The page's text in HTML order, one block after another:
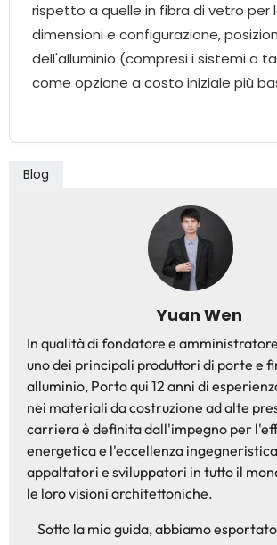
rispetto a quelle in fibra di vetro per
dimensioni e configurazione,
dell'alluminio (compresi i sistemi a
come opzione a costo iniziale più
Blog
Yuan Wen
In qualità di fondatore e
uno dei principali produttori di porte e
alluminio, Porto qui 12 anni di
nei materiali da costruzione ad alte
carriera è definita dall'impegno per
energetica e l'eccellenza
appaltatori e sviluppatori in tutto il
le loro visioni architettoniche.
Sotto la mia guida, abbiamo